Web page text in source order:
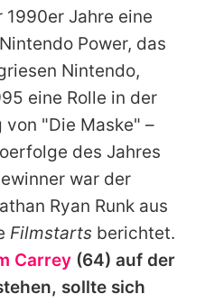
Promiflash
Richtlinien
Jahre eine
Power, das
Nintendo,
eine Rolle in der
"Die Maske" –
des Jahres
war der
Ryan Runk aus
Filmstarts berichtet.
Carrey (64) auf der
sollte sich